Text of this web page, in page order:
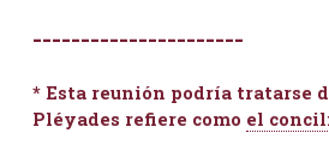
----------------------
* Esta reunión podría tratarse
Pléyades refiere como el